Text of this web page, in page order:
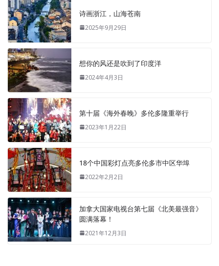
诗画浙江，山海苍南
2025年9月29日
想你的风还是吹到了印度洋
2024年4月3日
第十届《海外春晚》多伦多隆重举行
2023年1月22日
18个中国彩灯点亮多伦多市中区华埠
2022年2月2日
加拿大国家电视台第七届《北美最强音》
圆满落幕！
2021年12月3日